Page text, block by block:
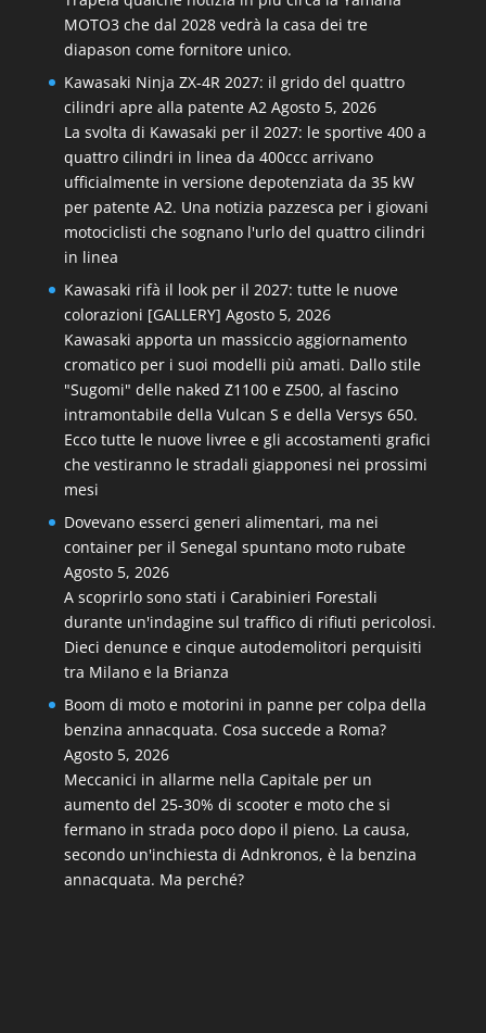
MOTO3 che dal 2028 vedrà la casa dei tre
diapason come fornitore unico.
Kawasaki Ninja ZX-4R 2027: il grido del quattro
cilindri apre alla patente A2 Agosto 5, 2026
La svolta di Kawasaki per il 2027: le sportive 400 a
quattro cilindri in linea da 400ccc arrivano
ufficialmente in versione depotenziata da 35 kW
per patente A2. Una notizia pazzesca per i giovani
motociclisti che sognano l'urlo del quattro cilindri
in linea
Kawasaki rifà il look per il 2027: tutte le nuove
colorazioni [GALLERY] Agosto 5, 2026
Kawasaki apporta un massiccio aggiornamento
cromatico per i suoi modelli più amati. Dallo stile
"Sugomi" delle naked Z1100 e Z500, al fascino
intramontabile della Vulcan S e della Versys 650.
Ecco tutte le nuove livree e gli accostamenti grafici
che vestiranno le stradali giapponesi nei prossimi
mesi
Dovevano esserci generi alimentari, ma nei
container per il Senegal spuntano moto rubate
Agosto 5, 2026
A scoprirlo sono stati i Carabinieri Forestali
durante un'indagine sul traffico di rifiuti pericolosi.
Dieci denunce e cinque autodemolitori perquisiti
tra Milano e la Brianza
Boom di moto e motorini in panne per colpa della
benzina annacquata. Cosa succede a Roma?
Agosto 5, 2026
Meccanici in allarme nella Capitale per un
aumento del 25-30% di scooter e moto che si
fermano in strada poco dopo il pieno. La causa,
secondo un'inchiesta di Adnkronos, è la benzina
annacquata. Ma perché?